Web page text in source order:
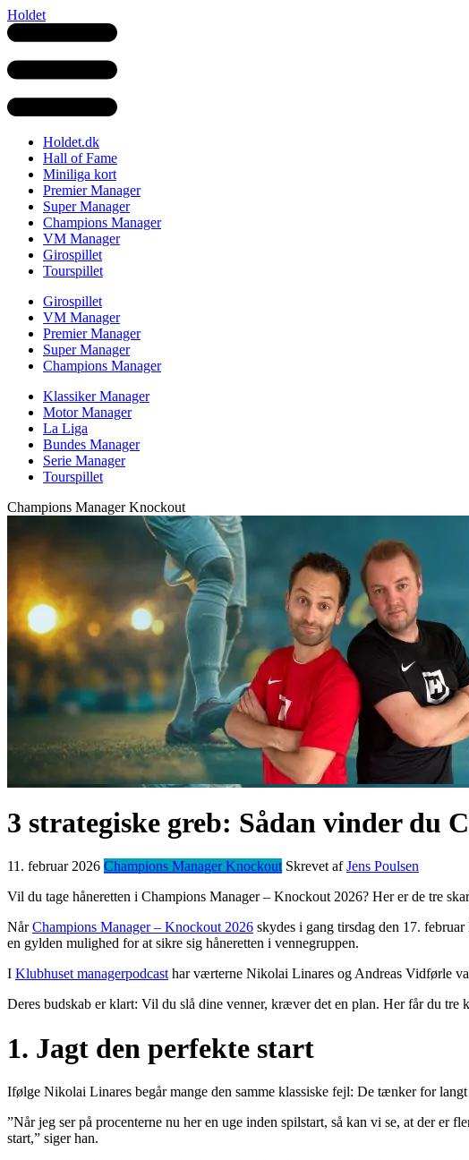
Holdet
Holdet.dk
Hall of Fame
Miniliga kort
Premier Manager
Super Manager
Champions Manager
VM Manager
Girospillet
Tourspillet
Girospillet
VM Manager
Premier Manager
Super Manager
Champions Manager
Klassiker Manager
Motor Manager
La Liga
Bundes Manager
Serie Manager
Tourspillet
Champions Manager Knockout
3 strategiske greb: Sådan vinder du
11. februar 2026 Champions Manager Knockout Skrevet afJens Poulsen
Vil du tage håneretten i Champions Manager – Knockout 2026? Her er de tre
NårChampions Manager – Knockout 2026 skydes i gang tirsdag den 17.
en gylden mulighed for at sikre sig håneretten i vennegruppen.
I Klubhuset managerpodcasthar værterne Nikolai Linares og Andreas Vidførle
Deres budskab er klart: Vil du slå dine venner, kræver det en plan. Her får du tre
1. Jagt den perfekte start
Ifølge Nikolai Linares begår mange den samme klassiske fejl: De tænker for
”Når jeg ser på procenterne nu her en uge inden spilstart, så kan vi se, at der
start,” siger han.